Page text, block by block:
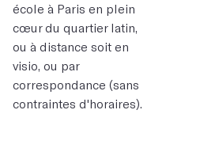
école à Paris en plein
cœur du quartier latin,
ou à distance soit en
visio, ou par
correspondance (sans
contraintes d'horaires).